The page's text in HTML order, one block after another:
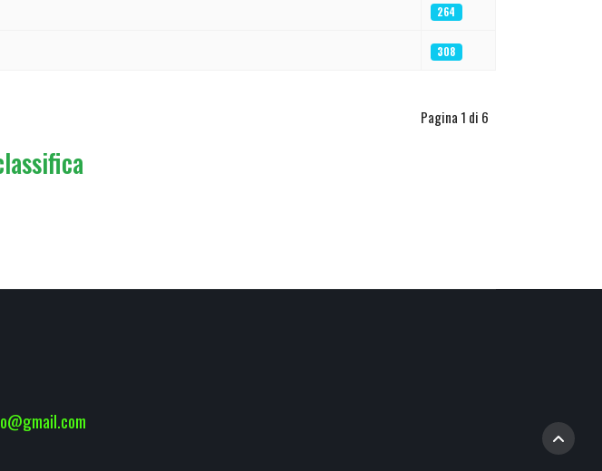
264
308
Pagina 1 di 6